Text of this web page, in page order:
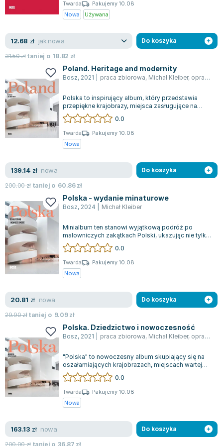
Książki o naukach politycznych dla studentów
Książki do nauk społecznych dla studentów
Książki do nauk ścisłych dla studentów
Prawo - książki dla studentów
Technologia żywności - książki
Zarządzanie i marketing - książki
Nauka języków obcych - książki
Podręczniki dla nauczycieli - metodyka
Repetytoria, testy i materiały pomocnicze
Bolesław Prus
Wanda Chotomska
Józef Ignacy Kraszewski
Clive Staples Lewis
Martyna Wojciechowska
Melissa De la Cruz
Blanka Lipińska
Jaś Kapela
Agatha Christie
Witold Gadowski
Marcin Kowalczyk
Piotr Zychowicz
Joanna Jabłczyńska
Piotr Kościelny
Jan Piński
Zygmunt Freud
Agata Passent
Michel Moran
Katarzyna Miller
Antoine de Saint Exupery
Mark Twain
Marcin Meller
Paulina Młynarska
ks. Piotr Pawlukiewicz
Jarosław Sokołowski
Piotr Semka
Jarosław Iwaszkiewicz
Twarda
Pakujemy 10.08
Nowa
Używana
12.68 zł jak nowa
31.50złtaniej o 18.82 zł
Do koszyka
Poland. Heritage and modernity
Bosz, 2021 praca zbiorowa, Michał Kleiber, opracowanie zbiorowe
Polska to inspirujący album, który przedstawia
przepiękne krajobrazy, miejsca zasługujące na
odwiedzenie oraz unikalne zabytki, sz...
0.0
Twarda
Pakujemy 10.08
Nowa
139.14 zł nowa
200.00zł taniej o 60.86zł
Do koszyka
Polska - wydanie minaturowe
Bosz, 2024 Michał Kleiber
Minialbum ten stanowi wyjątkową podróż po
malowniczych zakątkach Polski, ukazując nie tylko
różnorodność przyrodniczą, ale także b...
0.0
Twarda
Pakujemy 10.08
Nowa
20.81 zł nowa
29.90złtaniej o 9.09zł
Do koszyka
Polska. Dziedzictwo i nowoczesność
Bosz, 2021 praca zbiorowa, Michał Kleiber, opracowanie zbiorowe
"Polska" to nowoczesny album skupiający się na
oszałamiających krajobrazach, miejscach wartej
odwiedzenia oraz unikalnych zabytkac...
0.0
Twarda
Pakujemy 10.08
Nowa
163.13 zł nowa
200.00zł taniej o36.87 zł
Do koszyka